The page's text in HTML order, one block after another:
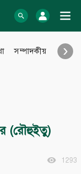
log In
সম্পাদকীয় আইন
›
(রৌহুইতু)
1293